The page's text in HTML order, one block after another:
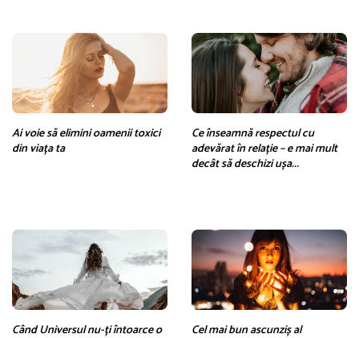
Ai voie să elimini oamenii toxici
din viața ta
Ce înseamnă respectul cu
adevărat în relație – e mai mult
decât să deschizi ușa...
Când Universul nu-ți întoarce o
Cel mai bun ascunziș al